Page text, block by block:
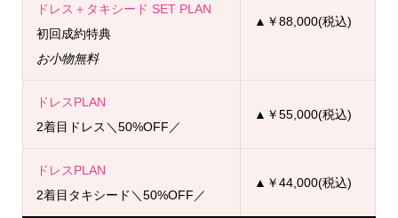
ドレス＋タキシード SET PLAN
初回成約特典
お小物無料
▲￥88,000(税込)
ドレスPLAN
2着目ドレス＼50%OFF／
▲￥55,000(税込)
ドレスPLAN
2着目タキシード＼50%OFF／
▲￥44,000(税込)